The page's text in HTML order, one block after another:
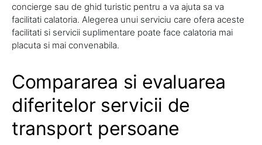
concierge sau de ghid turistic pentru a va ajuta sa va
facilitati calatoria. Alegerea unui serviciu care ofera aceste
facilitati si servicii suplimentare poate face calatoria mai
placuta si mai convenabila.
Compararea si evaluarea
diferitelor servicii de
transport persoane